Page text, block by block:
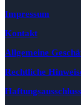
Impressum
Kontakt
Allgemeine
Rechtliche